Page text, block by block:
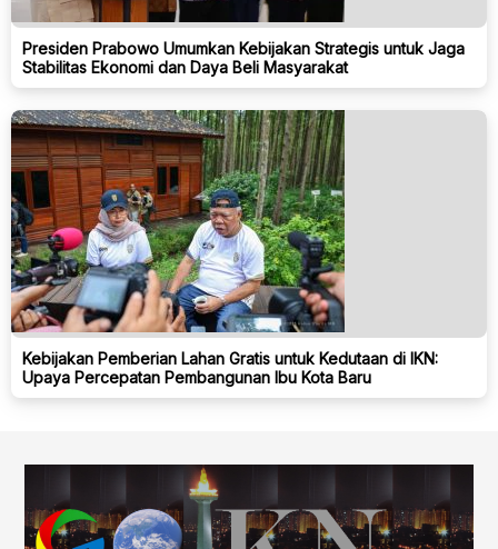
Presiden Prabowo Umumkan Kebijakan Strategis untuk Jaga
Stabilitas Ekonomi dan Daya Beli Masyarakat
Kebijakan Pemberian Lahan Gratis untuk Kedutaan di IKN:
Upaya Percepatan Pembangunan Ibu Kota Baru